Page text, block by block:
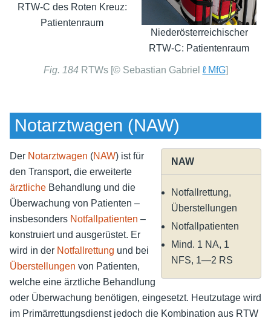
RTW-C des Roten Kreuz:
Patientenraum
Niederösterreichischer
RTW-C: Patientenraum
Fig. 184 RTWs [© Sebastian Gabriel ℓ MfG]
Notarztwagen (NAW)
NAW
Notfallrettung,
Überstellungen
Notfallpatienten
Mind. 1 NA, 1
NFS, 1—2 RS
Der Notarztwagen (NAW) ist für
den Transport, die erweiterte
ärztliche Behandlung und die
Überwachung von Patienten –
insbesonders Notfallpatienten –
konstruiert und ausgerüstet. Er
wird in der Notfallrettung und bei
Überstellungen von Patienten,
welche eine ärztliche Behandlung
oder Überwachung benötigen, eingesetzt. Heutzutage wird
im Primärrettungsdienst jedoch die Kombination aus RTW